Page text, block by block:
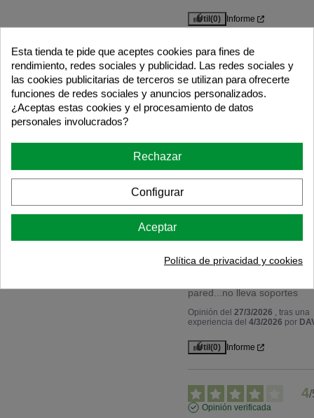
Útil (0) Informe
Respuesta de
astideco.com
Muchas gracias,
Antonio, por tu
valoración. Nos
satisfecho. ¡Gracias
esperamos volver a
5
Opinión verificada
pared...no lleva soportes
Opinión del 27/3/2026 , tras una
experiencia del 4/3/2026 por
Útil (0) Informe
4/
Opinión verificada
Esta tienda te pide que aceptes cookies para fines de
rendimiento, redes sociales y publicidad. Las redes sociales y
las cookies publicitarias de terceros se utilizan para ofrecerte
funciones de redes sociales y anuncios personalizados.
¿Aceptas estas cookies y el procesamiento de datos
personales involucrados?
Rechazar
Configurar
Aceptar
Política de privacidad y cookies